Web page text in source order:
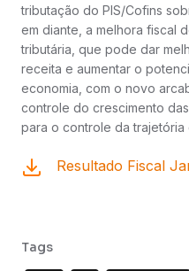
tributação do PIS/Cofins
em diante, a melhora fiscal
tributária, que pode dar
receita e aumentar o
economia, com o novo
controle do crescimento
para o controle da trajetória
Resultado Fiscal
Tags